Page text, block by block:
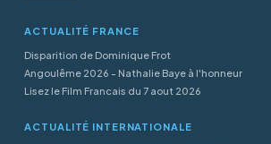
ACTUALITÉ FRANCE
Disparition de Dominique Frot
Angoulême 2026 - Nathalie Baye à l'honneur
Lisez le Film Francais du 7 aout 2026
ACTUALITÉ INTERNATIONALE